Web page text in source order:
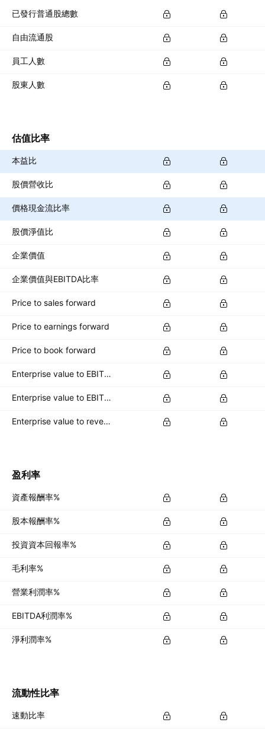
已發行普通股總數
自由流通股
員工人數
股東人數
估值比率
本益比
股價營收比
價格現金流比率
股價淨值比
企業價值
企業價值與EBITDA比率
Price to sales forward
Price to earnings forward
Price to book forward
Enterprise value to EBITDA forward
Enterprise value to EBIT forward
Enterprise value to revenue forward
盈利率
資產報酬率%
股本報酬率%
投資資本回報率%
毛利率%
營業利潤率%
EBITDA利潤率%
淨利潤率%
流動性比率
速動比率